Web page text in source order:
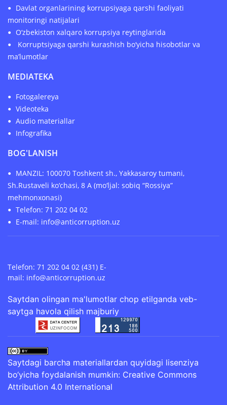
Davlat organlarining korrupsiyaga qarshi faoliyati
monitoringi natijalari
O‘zbekiston xalqaro korrupsiya reytinglarida
Korruptsiyaga qarshi kurashish bo‘yicha hisobotlar va
ma’lumotlar
MEDIATEKA
Fotogalereya
Videoteka
Audio materiallar
Infografika
BOG'LANISH
MANZIL: 100070 Toshkent sh., Yakkasaroy tumani,
Sh.Rustaveli ko‘chasi, 8 A (mo‘ljal: sobiq “Rossiya”
mehmonxonasi)
Telefon: 71 202 04 02
E-mail: info@anticorruption.uz
Telefon: 71 202 04 02 (431) E-
mail: info@anticorruption.uz
Saytdan olingan ma'lumotlar chop etilganda veb-
saytga havola qilish majburiy
Saytdagi barcha materiallardan quyidagi lisenziya
bo‘yicha foydalanish mumkin: Creative Commons
Attribution 4.0 International